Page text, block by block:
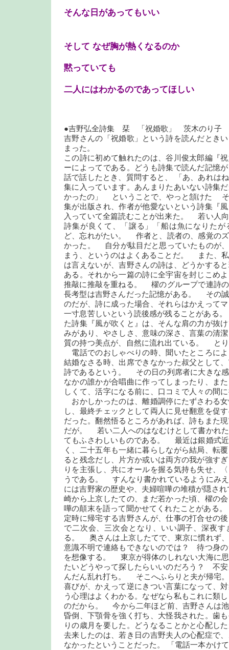
そんな日があってもいい
そして なぜ胸が熱くなるのか
黙っていても
二人にはわかるのであってほしい
●吉野弘全詩集 栞 「祝婚歌」 茨木のり子
吉野さんの「祝婚歌」という詩を読んだとき
まった。
この詩に初めて触れたのは、谷川俊太郎編『
ーによってである。どうも詩集で読んだ記憶
話で話したとき、質問すると、 「あ、あれは
集に入っています。あんまりたあいない詩集
かったの」 ということで、やっと頷けた そ
集が出版され、作者が他愛ないという詩集『
入っていて全篇読むことが出来た。 若い人
詩集が良くて、「譲る」「船は魚になりたが
ど、忘れがたい。 作者と、読者の、感覚の
かった。 自分が駄目だと思っていたものが
まう、というのはよくあることだ。 また、
は言えないが、吉野さんの詩は、どうかする
ある。それから一篇の詩に全宇宙を封じこめ
推敲に推敲を重ねる。 櫂のグループで連詩
長考型は吉野さんだった記憶がある。 その
のだが、詩に成った場合、それらはかえって
一寸息苦しいという読後感が残ることがある
た詩集『風が吹くと』は、そんな肩の力が抜
みがあり、やさしさ、意味の深さ、言葉の清
質の持つ美点が、自然に流れ出ている。 と
電話でのおしゃべりの時、聞いたところに
結婚なさる時、出席できなかった叔父として
詩であるという。 その日の列席者に大きな
なかの誰かが合唱曲に作ってしまったり、ま
しくて、活字になる前に、口コミで人々の間
おかしかったのは、離婚調停にたずさわる
し、最終チェックとして両人に見せ翻意を促
だった。翻然悟るところがあれば、詩もまた
だが。 若い二人へのはなむけとして書かれ
てもふさわしいものである。 最近は銀婚式
く、二十五年も一緒に暮らしながら結局、転
ると残念だし、片方か或いは両方の我が強す
りを主張し、共にオールを握る気持も失せ、
うである。 すんなり書かれているようにみ
には吉野家の歴史や、夫婦喧嘩の堆積が隠さ
崎から上京したての、まだ若かった頃、櫂の
嘩の顛末を語って聞かせてくれたことがある
定時に帰宅する吉野さんが、仕事の打合せの
で二次会、三次会となり、いい調子、深夜
る。 奥さんは上京したてで、東京に慣れず
意識不明で連絡もできないのでは？ 待つ身
を想像する。 東京が得体のしれない大海に
たいどうやって探したらいいのだろう？ 不
んだん乱れ打ち。 そこへふらりと夫が帰宅
喜びが、かえって逆にきつい言葉になって、
う心理はよくわかる。なぜなら私もこれに類
のだから。 今から二年ほど前、吉野さんは
昏倒、下顎骨を強く打ち、大怪我された。歯
りの歳月を要した。どうなることかと心配し
去来したのは、若き日の吉野夫人の心配症で
なかったということだった。 「電話一本かけ